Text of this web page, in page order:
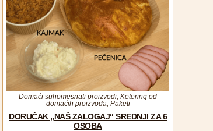
Domaći suhomesnati proizvodi Ketering od
domaćih proizvoda Paketi
DORUČAK „NAŠ ZALOGAJ“ SREDNJI ZA 6
OSOBA